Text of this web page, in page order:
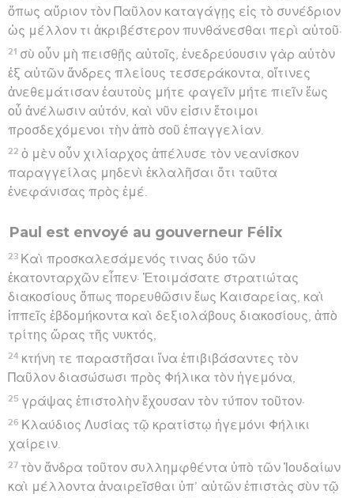
ὅπως αὔριον τὸν Παῦλον καταγάγῃς εἰς τὸ συνέδριον
ὡς μέλλον τι ἀκριβέστερον πυνθάνεσθαι περὶ αὐτοῦ·
21 σὺ οὖν μὴ πεισθῇς αὐτοῖς, ἐνεδρεύουσιν γὰρ αὐτὸν
ἐξ αὐτῶν ἄνδρες πλείους τεσσεράκοντα, οἵτινες
ἀνεθεμάτισαν ἑαυτοὺς μήτε φαγεῖν μήτε πιεῖν ἕως
οὗ ἀνέλωσιν αὐτόν, καὶ νῦν εἰσιν ἕτοιμοι
προσδεχόμενοι τὴν ἀπὸ σοῦ ἐπαγγελίαν.
22 ὁ μὲν οὖν χιλίαρχος ἀπέλυσε τὸν νεανίσκον
παραγγείλας μηδενὶ ἐκλαλῆσαι ὅτι ταῦτα
ἐνεφάνισας πρὸς ἐμέ.
Paul est envoyé au gouverneur Félix
23 Καὶ προσκαλεσάμενός τινας δύο τῶν
ἑκατονταρχῶν εἶπεν· Ἑτοιμάσατε στρατιώτας
διακοσίους ὅπως πορευθῶσιν ἕως Καισαρείας, καὶ
ἱππεῖς ἑβδομήκοντα καὶ δεξιολάβους διακοσίους, ἀπὸ
τρίτης ὥρας τῆς νυκτός,
24 κτήνη τε παραστῆσαι ἵνα ἐπιβιβάσαντες τὸν
Παῦλον διασώσωσι πρὸς Φήλικα τὸν ἡγεμόνα,
25 γράψας ἐπιστολὴν ἔχουσαν τὸν τύπον τοῦτον·
26 Κλαύδιος Λυσίας τῷ κρατίστῳ ἡγεμόνι Φήλικι
χαίρειν.
27 τὸν ἄνδρα τοῦτον συλλημφθέντα ὑπὸ τῶν Ἰουδαίων
καὶ μέλλοντα ἀναιρεῖσθαι ὑπ’ αὐτῶν ἐπιστὰς σὺν τῷ